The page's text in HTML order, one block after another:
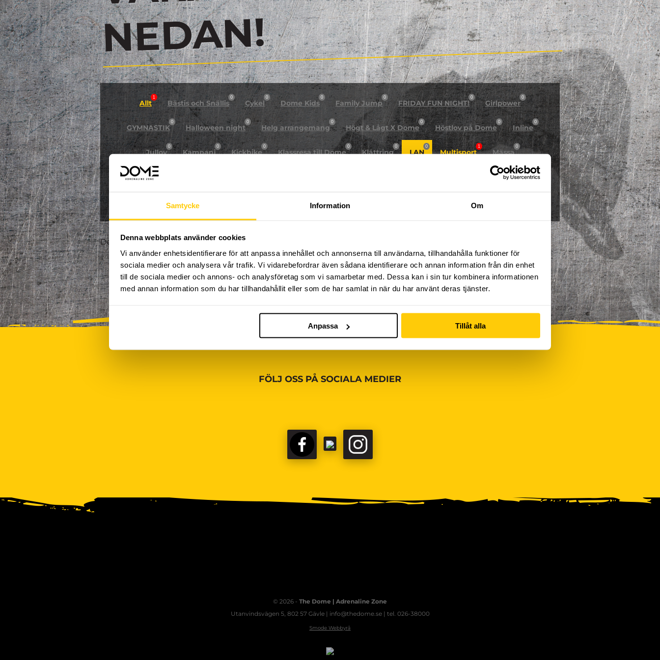
Samtycke Information Om
Denna webbplats använder cookies
Vi använder enhetsidentifierare för att anpassa innehållet och annonserna till användarna, tillhandahålla funktioner för
sociala medier och analysera vår trafik. Vi vidarebefordrar även sådana identifierare och annan information från din enhet
till de sociala medier och annons- och analysföretag som vi samarbetar med. Dessa kan i sin tur kombinera informationen
med annan information som du har tillhandahållit eller som de har samlat in när du har använt deras tjänster.
Anpassa Tillåt alla
N!
Allt
1
Bästis och Snällis
0
Cykel
0
Dome Kids
0
Family Jump
0
FRIDAY FUN NIGHT!
0
Girlpower
0
GYMNASTIK
0
Halloween night
0
Helg arrangemang
0
Högt & Lågt X Dome
0
Höstlov på Dome
0
Inline
0
Jullov
0
Kampanj
0
Kickbike
0
Klassresa till Dome
0
Klättring
0
LAN
0
Multisport
1
Mässa
0
NPF-Träning Skidor/Snowboard
0
Summercamp
Det finns tyvärr inte några aktiviteter ännu, vänligen kom tillbaka senare!
FÖLJ OSS PÅ SOCIALA MEDIER
FACEBOOKTIKTOK
© 2026 - The Dome | Adrenaline Zone
Utanvindsvägen 5, 802 57 Gävle | info@thedome.se | tel. 026-38000
Smode Webbyrå